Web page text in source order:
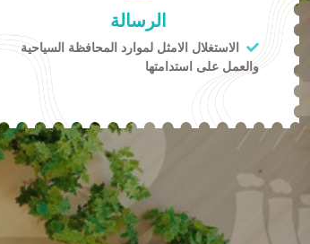
الرسالة
الاستغلال الامثل لموارد المحافظة السياحية
والعمل على استدامتها